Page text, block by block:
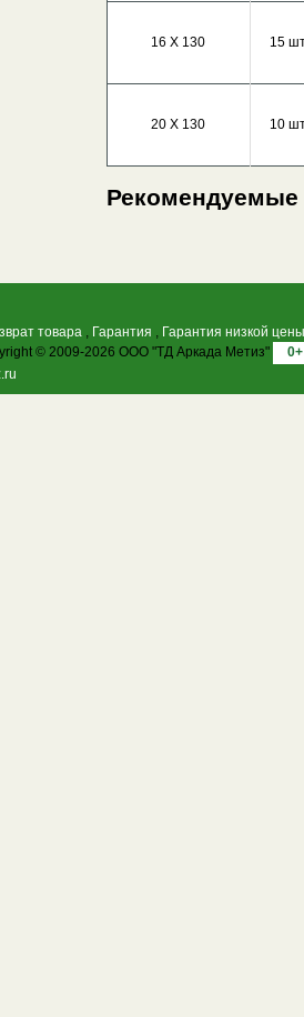
16 Х 130 15
20 Х 130 10
товара , Гарантия , Гарантия низкой цены
© 2009-2026 ООО "ТД Аркада Метиз"
0+